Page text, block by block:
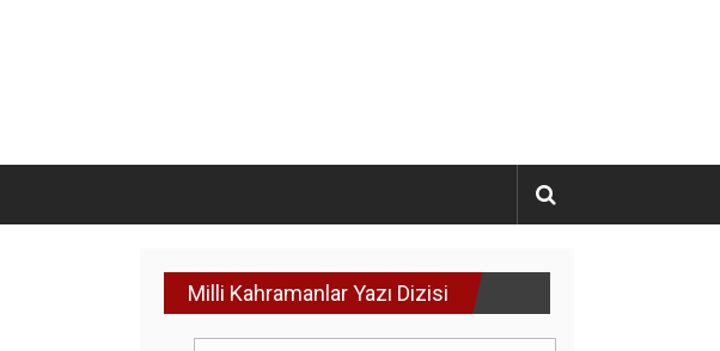
Milli Kahramanlar Yazı Dizisi